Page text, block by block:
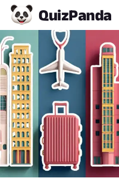
QuizPanda